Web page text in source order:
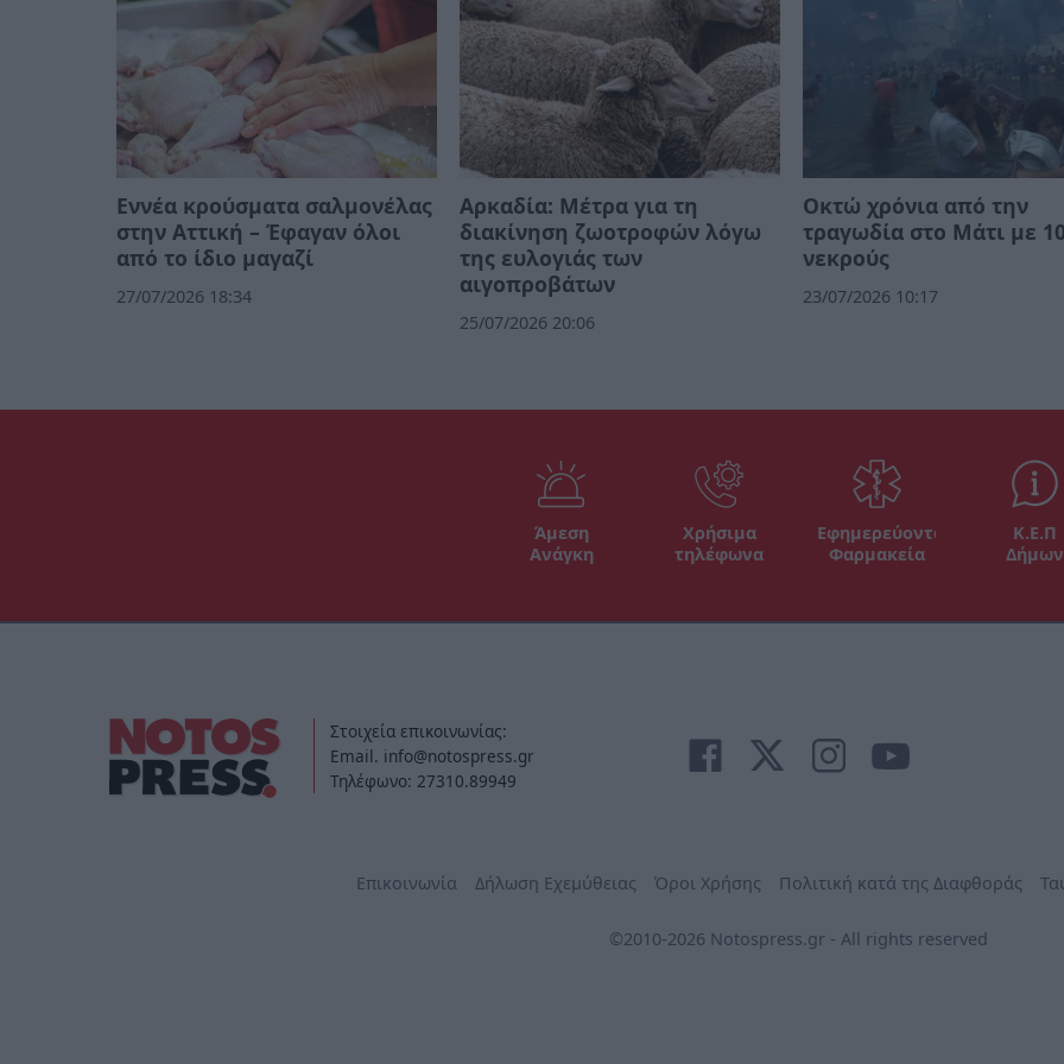
Εννέα κρούσματα σαλμονέλας
στην Αττική – Έφαγαν όλοι
από το ίδιο μαγαζί
27/07/2026 18:34
Αρκαδία: Μέτρα για τη
διακίνηση ζωοτροφών λόγω
της ευλογιάς των
αιγοπροβάτων
25/07/2026 20:06
Οκτώ χρόνια από την
τραγωδία στο Μάτι με
νεκρούς
23/07/2026 10:17
Άμεση
Ανάγκη
Χρήσιμα
τηλέφωνα
Εφημερεύοντα
Φαρμακεία
Κ.Ε.Π
Δήμων
Στοιχεία επικοινωνίας:
Email. info@notospress.gr
Τηλέφωνο: 27310.89949
Επικοινωνία Δήλωση Εχεμύθειας Όροι Χρήσης Πολιτική κατά της Διαφθοράς
©2010-2026 Notospress.gr - All rights reserved